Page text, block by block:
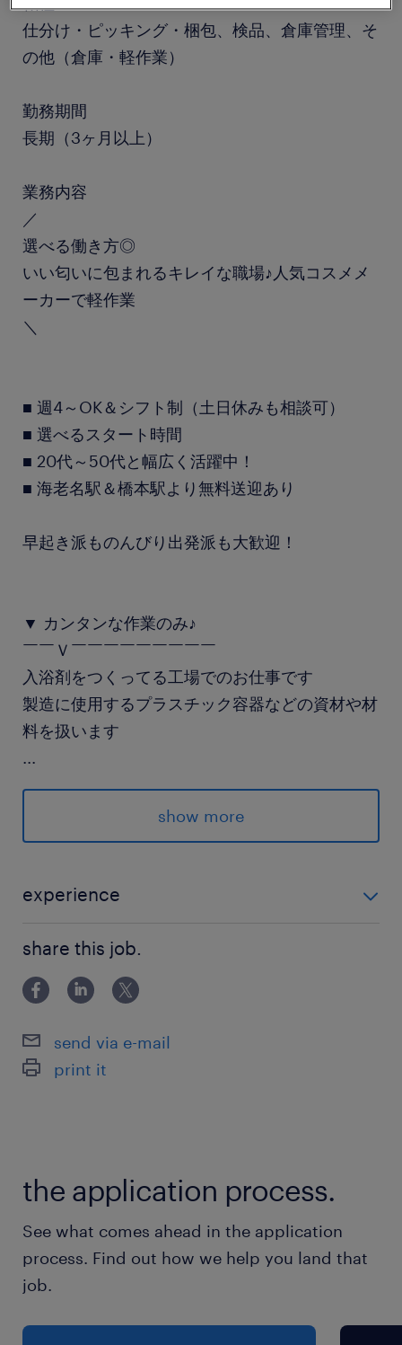
仕分け・ピッキング・梱包、検品、倉庫管理、そ
の他（倉庫・軽作業）
勤務期間
長期（3ヶ月以上）
業務内容
／
選べる働き方◎
いい匂いに包まれるキレイな職場♪人気コスメメ
ーカーで軽作業
＼
■ 週4～OK＆シフト制（土日休みも相談可）
■ 選べるスタート時間
■ 20代～50代と幅広く活躍中！
■ 海老名駅＆橋本駅より無料送迎あり
早起き派ものんびり出発派も大歓迎！
▼ カンタンな作業のみ♪
￣￣Ｖ￣￣￣￣￣￣￣￣￣
入浴剤をつくってる工場でのお仕事です
製造に使用するプラスチック容器などの資材や材
料を扱います
...
・仕分け
・製造部門へ渡す
重くても5キロ程度です
＜未経験スタート大歓迎＞
派遣先の特徴
バス用品やコスメなどを扱う人気のメーカーさ
小田急小田原線、相鉄本線／海老名(相鉄・小田
京王相模原線、横浜線、相模線／橋本(神奈川県)
駅（バス40分）
休日休暇
show more
experience
share this job.
send via e-mail
print it
the application process.
See what comes ahead in the application
process. Find out how we help you land that
job.